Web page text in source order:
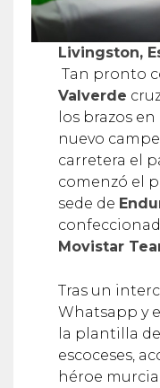
Livingston,
Tan pronto
Valverde
los brazos
nuevo
carretera el
comenzó el
sede de
Movistar
Tras un
Whatsapp y
la plantilla
escoceses,
héroe